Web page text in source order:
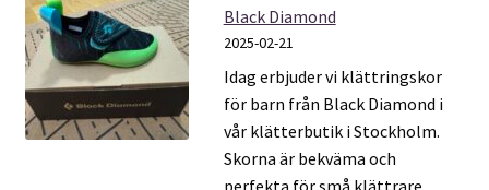
Black Diamond
2025-02-21
Idag erbjuder vi klättringskor
för barn från Black Diamond i
vår klätterbutik i Stockholm.
Skorna är bekväma och